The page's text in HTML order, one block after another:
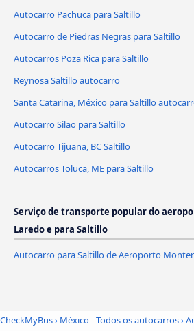
Autocarro Pachuca para Saltillo
Autocarro de Piedras Negras para Saltillo
Autocarros Poza Rica para Saltillo
Reynosa Saltillo autocarro
Santa Catarina, México para Saltillo
Autocarro Silao para Saltillo
Autocarro Tijuana, BC Saltillo
Autocarros Toluca, ME para Saltillo
Serviço de transporte popular do
Laredo e para Saltillo
Autocarro para Saltillo de Aeroporto
CheckMyBus› México - Todos os autocarros›